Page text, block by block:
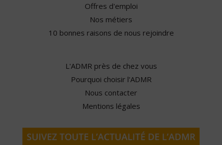
Offres d'emploi
Nos métiers
10 bonnes raisons de nous rejoindre
L'ADMR près de chez vous
Pourquoi choisir l'ADMR
Nous contacter
Mentions légales